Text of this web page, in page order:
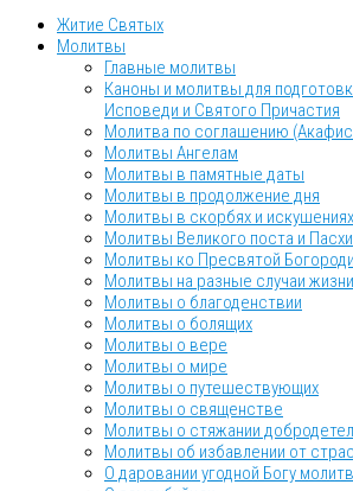
Житие Святых
Молитвы
Главные молитвы
Каноны и молитвы для
Исповеди и Святого Причастия
Молитва по соглашению
Молитвы Ангелам
Молитвы в памятные даты
Молитвы в продолжение дня
Молитвы в скорбях и
Молитвы Великого поста и Пасхи
Молитвы ко Пресвятой
Молитвы на разные случаи жизни
Молитвы о благоденствии
Молитвы о болящих
Молитвы о вере
Молитвы о мире
Молитвы о путешествующих
Молитвы о священстве
Молитвы о стяжании
Молитвы об избавлении от
О даровании угодной Богу